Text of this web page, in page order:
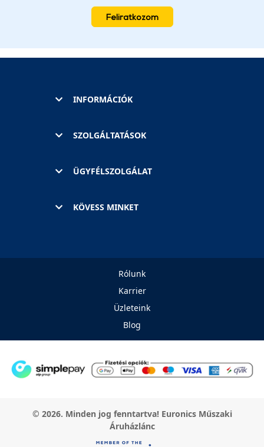
Feliratkozom
INFORMÁCIÓK
SZOLGÁLTATÁSOK
ÜGYFÉLSZOLGÁLAT
KÖVESS MINKET
Rólunk
Karrier
Üzleteink
Blog
© 2026. Minden jog fenntartva! Euronics Műszaki
Áruházlánc